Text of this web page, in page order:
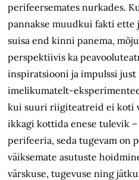
perifeersemates nurkades.
pannakse muudkui fakti ette
suisa end kinni panema,
perspektiivis ka
inspiratsiooni ja impulssi
imelikumatelt-
kui suuri riigiteatreid ei koti
ikkagi kottida enese tulevik
perifeeria, seda tugevam on
väiksemate asutuste
värskuse, tugevuse ning